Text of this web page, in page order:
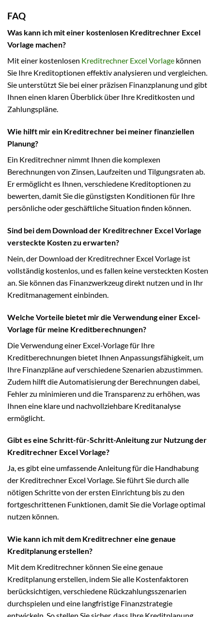
FAQ
Was kann ich mit einer kostenlosen Kreditrechner Excel
Vorlage machen?
Mit einer kostenlosen Kreditrechner Excel Vorlage können
Sie Ihre Kreditoptionen effektiv analysieren und vergleichen.
Sie unterstützt Sie bei einer präzisen Finanzplanung und gibt
Ihnen einen klaren Überblick über Ihre Kreditkosten und
Zahlungspläne.
Wie hilft mir ein Kreditrechner bei meiner finanziellen
Planung?
Ein Kreditrechner nimmt Ihnen die komplexen
Berechnungen von Zinsen, Laufzeiten und Tilgungsraten ab.
Er ermöglicht es Ihnen, verschiedene Kreditoptionen zu
bewerten, damit Sie die günstigsten Konditionen für Ihre
persönliche oder geschäftliche Situation finden können.
Sind bei dem Download der Kreditrechner Excel Vorlage
versteckte Kosten zu erwarten?
Nein, der Download der Kreditrechner Excel Vorlage ist
vollständig kostenlos, und es fallen keine versteckten Kosten
an. Sie können das Finanzwerkzeug direkt nutzen und in Ihr
Kreditmanagement einbinden.
Welche Vorteile bietet mir die Verwendung einer Excel-
Vorlage für meine Kreditberechnungen?
Die Verwendung einer Excel-Vorlage für Ihre
Kreditberechnungen bietet Ihnen Anpassungsfähigkeit, um
Ihre Finanzpläne auf verschiedene Szenarien abzustimmen.
Zudem hilft die Automatisierung der Berechnungen dabei,
Fehler zu minimieren und die Transparenz zu erhöhen, was
Ihnen eine klare und nachvollziehbare Kreditanalyse
ermöglicht.
Gibt es eine Schritt-für-Schritt-Anleitung zur Nutzung der
Kreditrechner Excel Vorlage?
Ja, es gibt eine umfassende Anleitung für die Handhabung
der Kreditrechner Excel Vorlage. Sie führt Sie durch alle
nötigen Schritte von der ersten Einrichtung bis zu den
fortgeschrittenen Funktionen, damit Sie die Vorlage optimal
nutzen können.
Wie kann ich mit dem Kreditrechner eine genaue
Kreditplanung erstellen?
Mit dem Kreditrechner können Sie eine genaue
Kreditplanung erstellen, indem Sie alle Kostenfaktoren
berücksichtigen, verschiedene Rückzahlungsszenarien
durchspielen und eine langfristige Finanzstrategie